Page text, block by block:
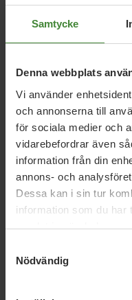
Samtycke
Denna webbplats
Vi använder
och annonserna till
för sociala medier och
vidarebefordrar även
information från din
annons- och
Dessa kan i sin tur
information som du har
samlat in när du har
Nödvändig
9 januari 2026
Regeringens
Miljöpartiet
17 februari 2022
Debatt: